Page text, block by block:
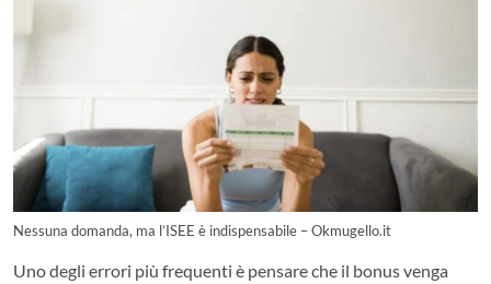
Nessuna domanda, ma l’ISEE è indispensabile – Okmugello.it
Uno degli errori più frequenti è pensare che il bonus venga